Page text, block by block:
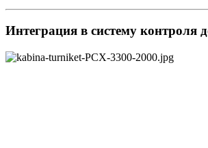
Интеграция в систему контроля